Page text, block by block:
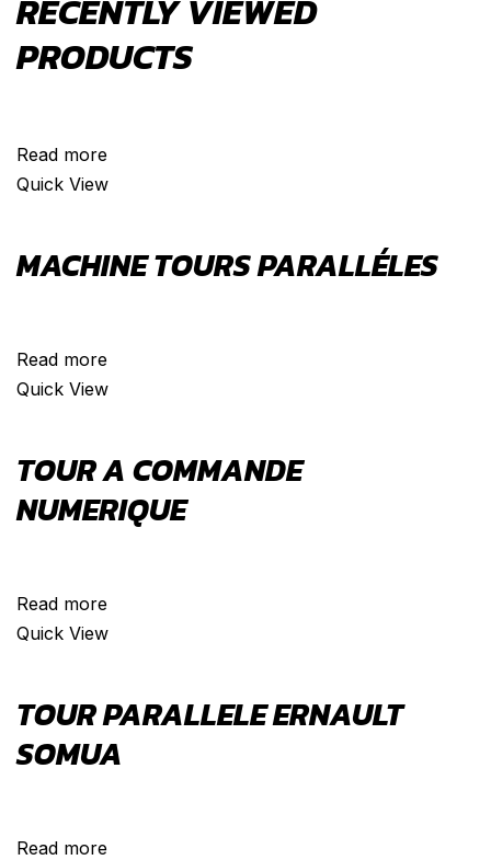
RECENTLY VIEWED
PRODUCTS
Read more
Quick View
MACHINE TOURS PARALLÉLES
Read more
Quick View
TOUR A COMMANDE
NUMERIQUE
Read more
Quick View
TOUR PARALLELE ERNAULT
SOMUA
Read more